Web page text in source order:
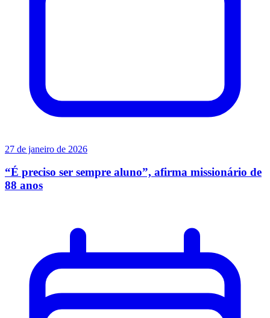
27 de janeiro de 2026
“É preciso ser sempre aluno”, afirma missionário de
88 anos